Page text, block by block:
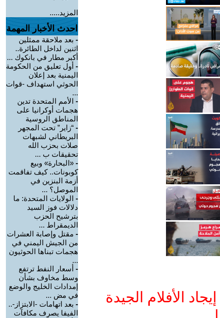
الأفلام الجيدة
المزيد.....
احدث الأخبار المهمة
- بعد ملاحقة ممثلين
اثنين لداخل الطائرة..
أكبر مطار في بانكوك ...
- أول تعليق من الحكومة
اليمنية بعد إعلان
الحوثي استهداف -قوات
...
- الأمم المتحدة تدين
هجمات أوكرانيا على
المناطق الروسية
- “زاير” تحت المجهر
البريطاني لشبهات
صلات بحزب الله
تحقيقات ب ...
- «البحارة» وبيع
كوبونات.. كيف تفاقمت
أزمة البنزين في
الموصل؟ ...
- الولايات المتحدة: ما
دلالات فوز السيد
بترشيح الحزب
الديمقراط ...
- مقتل وإصابة العشرات
من الجيش اليمني في
هجمات تبناها الحوثيون
...
- أسعار النفط ترتفع
وسط مخاوف بشأن
إمدادات الخليج والوضع
في مض ...
- بعد اتهامات -الابتزاز-..
الفيفا يصرف مكافآت